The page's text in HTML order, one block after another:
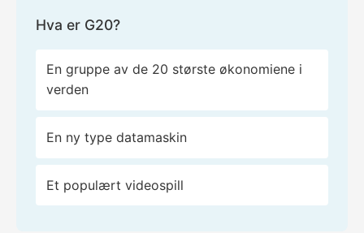
Hva er G20?
En gruppe av de 20 største økonomiene i
verden
En ny type datamaskin
Et populært videospill